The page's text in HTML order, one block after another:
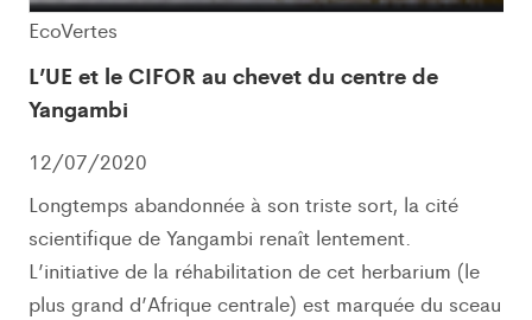
EcoVertes
L’UE et le CIFOR au chevet du centre de
Yangambi
12/07/2020
Longtemps abandonnée à son triste sort, la cité
scientifique de Yangambi renaît lentement.
L’initiative de la réhabilitation de cet herbarium (le
plus grand d’Afrique centrale) est marquée du sceau